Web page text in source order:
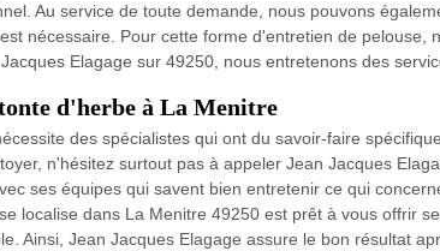
Au service de toute demande, nous pouvons
nécessaire. Pour cette forme d'entretien de pelouse,
Elagage sur 49250, nous entretenons des
d'herbe à La Menitre
des spécialistes qui ont du savoir-faire
n'hésitez surtout pas à appeler Jean Jacques
ses équipes qui savent bien entretenir ce qui
localise dans La Menitre 49250 est prêt à vous offrir
Ainsi, Jean Jacques Elagage assure le bon résultat